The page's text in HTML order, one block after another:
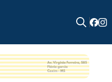
for: